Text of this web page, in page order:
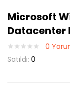
Beni Hatırla
Microsoft
Datacenter
0
Satıldı: 0